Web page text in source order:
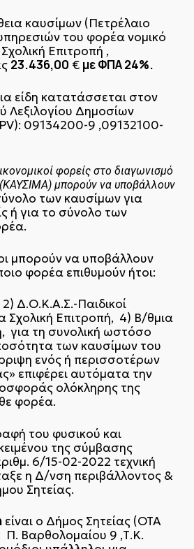
καυσίμων (Πετρέλαιο
του φορέα νομικό
Επιτροπή ,
23.436,00 € με ΦΠΑ 24%.
είδη κατατάσσεται στον
Λεξιλογίου Δημοσίων
09134200-9 ,09132100-
φορείς στο διαγωνισμό
μπορούν να υποβάλλουν
των καυσίμων για
ή για το σύνολο των
μπορούν να υποβάλλουν
φορέα επιθυμούν ήτοι:
Δ.Ο.Κ.Α.Σ.-Παιδικοί
Σχολική Επιτροπή, 4) Β/θμια
για τη συνολική ωστόσο
των καυσίμων του
ενός ή περισσοτέρων
επιφέρει αυτόματα την
ολόκληρης της
φορέα.
του φυσικού και
της σύμβασης
6/15-02-2022 τεχνική
η Δ/νση περιβάλλοντος &
Σητείας.
είναι ο Δήμος Σητείας (ΟΤΑ
Π. Βαρθολομαίου 9 ,Τ.Κ.